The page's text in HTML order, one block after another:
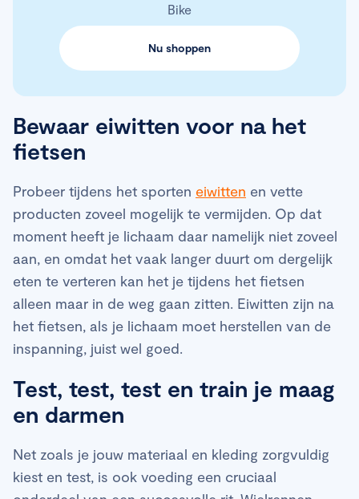
Bike
Nu shoppen
Bewaar eiwitten voor na het
fietsen
Probeer tijdens het sporten eiwitten en vette
producten zoveel mogelijk te vermijden. Op dat
moment heeft je lichaam daar namelijk niet zoveel
aan, en omdat het vaak langer duurt om dergelijk
eten te verteren kan het je tijdens het fietsen
alleen maar in de weg gaan zitten. Eiwitten zijn na
het fietsen, als je lichaam moet herstellen van de
inspanning, juist wel goed.
Test, test, test en train je maag
en darmen
Net zoals je jouw materiaal en kleding zorgvuldig
kiest en test, is ook voeding een cruciaal